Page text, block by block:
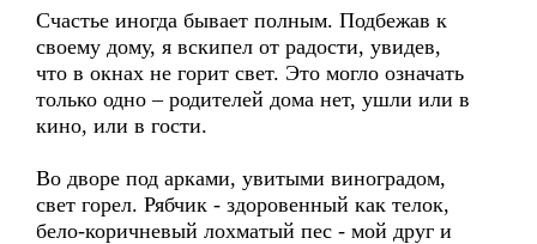
Счастье иногда бывает полным. Подбежав к
своему дому, я вскипел от радости, увидев,
что в окнах не горит свет. Это могло означать
только одно – родителей дома нет, ушли или в
кино, или в гости.
Во дворе под арками, увитыми виноградом,
свет горел. Рябчик - здоровенный как телок,
бело-коричневый лохматый пес - мой друг и